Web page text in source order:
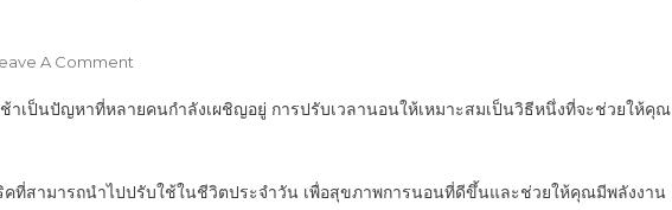
A Comment
วิธี
ทริค
าเป็นปัญหาที่หลายคนกำลังเผชิญอยู่ การปรับเวลานอนให้เหมาะสมเป็นวิธีหนึ่งที่จะช่วยให้คุณ
ที่สามารถนำไปปรับใช้ในชีวิตประจำวัน เพื่อสุขภาพการนอนที่ดีขึ้นและช่วยให้คุณมีพลังงาน